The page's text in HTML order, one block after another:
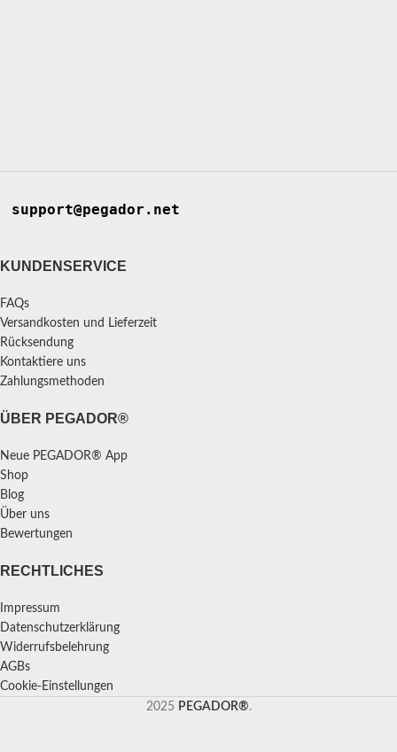
support@pegador.net
KUNDENSERVICE
FAQs
Versandkosten und Lieferzeit
Rücksendung
Kontaktiere uns
Zahlungsmethoden
ÜBER PEGADOR®
Neue PEGADOR® App
Shop
Blog
Über uns
Bewertungen
RECHTLICHES
Impressum
Datenschutzerklärung
Widerrufsbelehrung
AGBs
Cookie-Einstellungen
2025 PEGADOR®.